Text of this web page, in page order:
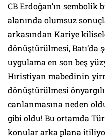
CB Erdoğan’ın sembolik
alanında olumsuz
arkasından Kariye
dönüştürülmesi, Batı’da
uygulama en son beş
Hıristiyan mabedinin
dönüştürülmesi
canlanmasına neden
gibi oldu! Bu ortamda
konular arka plana